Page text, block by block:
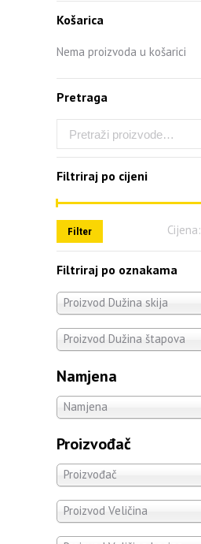
Košarica
Nema proizvoda u košarici
Pretraga
Filtriraj po cijeni
Filter Cijena:
Filtriraj po oznakama
Proizvod Dužina skija
Proizvod Dužina štapova
Namjena
Namjena
Proizvođač
Proizvođač
Proizvod Veličina